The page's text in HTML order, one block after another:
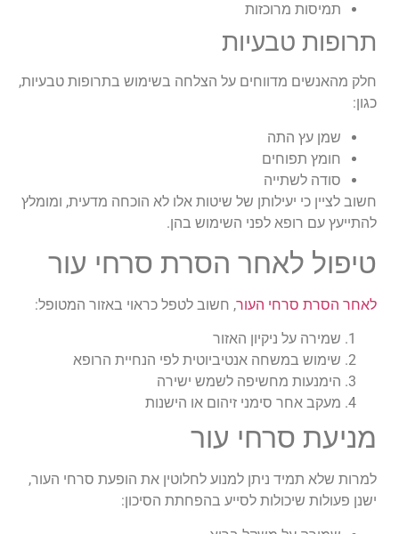
תמיסות מרוכזות
תרופות טבעיות
חלק מהאנשים מדווחים על הצלחה בשימוש בתרופות טבעיות,
כגון:
שמן עץ התה
חומץ תפוחים
סודה לשתייה
חשוב לציין כי יעילותן של שיטות אלו לא הוכחה מדעית, ומומלץ
להתייעץ עם רופא לפני השימוש בהן.
טיפול לאחר הסרת סרחי עור
לאחר הסרת סרחי העור, חשוב לטפל כראוי באזור המטופל:
שמירה על ניקיון האזור
שימוש במשחה אנטיביוטית לפי הנחיית הרופא
הימנעות מחשיפה לשמש ישירה
מעקב אחר סימני זיהום או הישנות
מניעת סרחי עור
למרות שלא תמיד ניתן למנוע לחלוטין את הופעת סרחי העור,
ישנן פעולות שיכולות לסייע בהפחתת הסיכון: